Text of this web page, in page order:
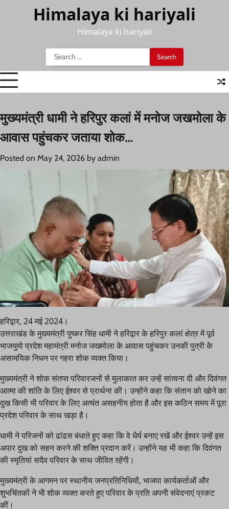
Himalaya ki hariyali
Himalaya ki hariyali
Search
for:
मुख्यमंत्री धामी ने हरिपुर कलां में मनोज जखमोला के
आवास पहुंचकर जताया शोक…
Posted on May 24, 2026 by admin
हरिद्वार, 24 मई 2024।
उत्तराखंड के मुख्यमंत्री पुष्कर सिंह धामी ने हरिद्वार के हरिपुर कलां क्षेत्र में पूर्व
भाजयुमो प्रदेश महामंत्री मनोज जखमोला के आवास पहुंचकर उनकी पुत्री के
असामयिक निधन पर गहरा शोक व्यक्त किया।
मुख्यमंत्री ने शोक संतप्त परिवारजनों से मुलाकात कर उन्हें सांत्वना दी और दिवंगत
आत्मा की शांति के लिए ईश्वर से प्रार्थना की। उन्होंने कहा कि संतान को खोने का
दुख किसी भी परिवार के लिए अत्यंत असहनीय होता है और इस कठिन समय में पूरा
प्रदेश परिवार के साथ खड़ा है।
धामी ने परिजनों को ढांढस बंधाते हुए कहा कि वे धैर्य बनाए रखें और ईश्वर उन्हें इस
अपार दुख को सहन करने की शक्ति प्रदान करें। उन्होंने यह भी कहा कि दिवंगत
की स्मृतियां सदैव परिवार के साथ जीवित रहेंगी।
मुख्यमंत्री के आगमन पर स्थानीय जनप्रतिनिधियों, भाजपा कार्यकर्ताओं और
शुभचिंतकों ने भी शोक व्यक्त करते हुए परिवार के प्रति अपनी संवेदनाएं प्रकट
कीं।